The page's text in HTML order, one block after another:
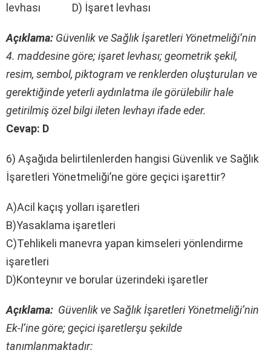
levhası D) İşaret levhası
Açıklama: Güvenlik ve Sağlık İşaretleri Yönetmeliği’nin
4. maddesine göre; işaret levhası; geometrik şekil,
resim, sembol, piktogram ve renklerden oluşturulan ve
gerektiğinde yeterli aydınlatma ile görülebilir hale
getirilmiş özel bilgi ileten levhayı ifade eder.
Cevap: D
6) Aşağıda belirtilenlerden hangisi Güvenlik ve Sağlık
İşaretleri Yönetmeliği’ne göre geçici işarettir?
A)Acil kaçış yolları işaretleri
B)Yasaklama işaretleri
C)Tehlikeli manevra yapan kimseleri yönlendirme
işaretleri
D)Konteynır ve borular üzerindeki işaretler
Açıklama: Güvenlik ve Sağlık İşaretleri Yönetmeliği’nin
Ek-l’ine göre; geçici işaretlerşu şekilde
tanımlanmaktadır: